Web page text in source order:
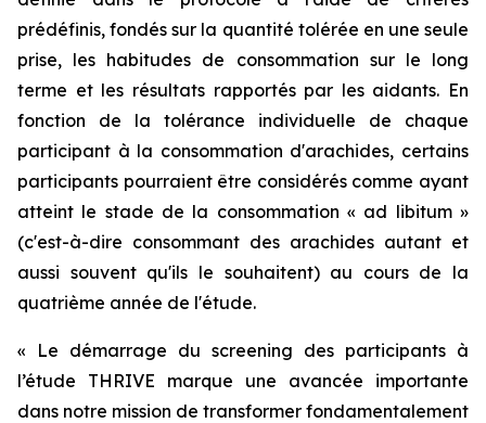
prédéfinis, fondés sur la quantité tolérée en une seule
prise, les habitudes de consommation sur le long
terme et les résultats rapportés par les aidants. En
fonction de la tolérance individuelle de chaque
participant à la consommation d'arachides, certains
participants pourraient être considérés comme ayant
atteint le stade de la consommation « ad libitum »
(c'est-à-dire consommant des arachides autant et
aussi souvent qu'ils le souhaitent) au cours de la
quatrième année de l'étude.
« Le démarrage du screening des participants à
l’étude THRIVE marque une avancée importante
dans notre mission de transformer fondamentalement